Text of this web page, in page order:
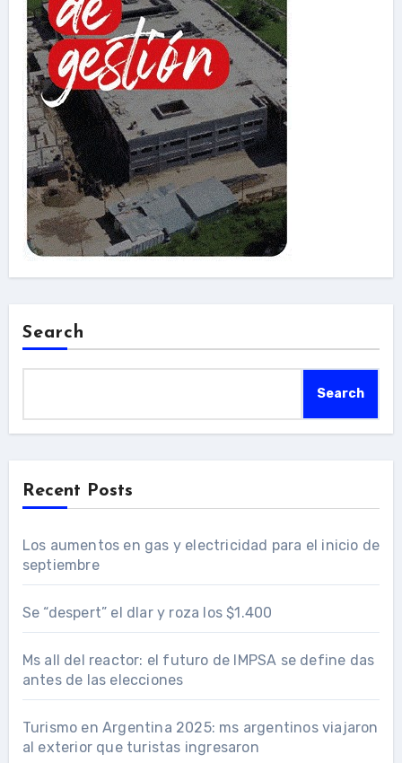
Search
Search
Recent Posts
Los aumentos en gas y electricidad para el inicio de
septiembre
Se “despert” el dlar y roza los $1.400
Ms all del reactor: el futuro de IMPSA se define das
antes de las elecciones
Turismo en Argentina 2025: ms argentinos viajaron
al exterior que turistas ingresaron